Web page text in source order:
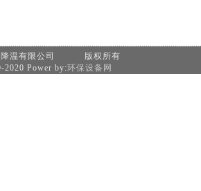
降温有限公司 版权所有
2020 Power by:环保设备网